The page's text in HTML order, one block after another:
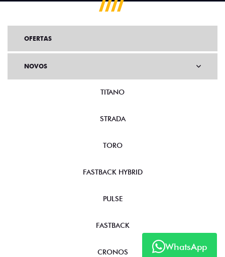
WhatsApp
OFERTAS
NOVOS
TITANO
STRADA
TORO
FASTBACK HYBRID
PULSE
FASTBACK
CRONOS